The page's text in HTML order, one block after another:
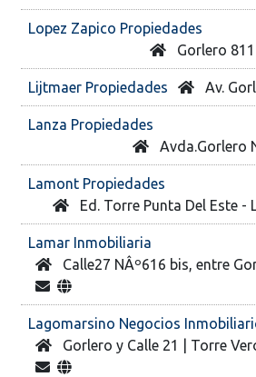
Lopez Zapico Propiedades
Gorlero
Lijtmaer Propiedades Av.
Lanza Propiedades
Avda.Gorlero
Lamont Propiedades
Ed. Torre Punta Del Este -
Lamar Inmobiliaria
Calle27 NÂº616 bis, entre
Lagomarsino Negocios
Gorlero y Calle 21 | Torre